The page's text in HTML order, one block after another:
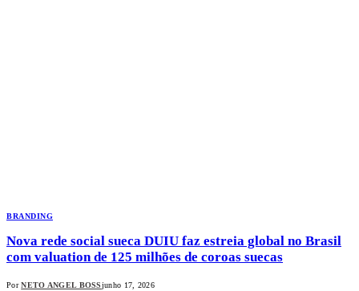
BRANDING
Nova rede social sueca DUIU faz estreia global no Brasil
com valuation de 125 milhões de coroas suecas
Por NETO ANGEL BOSSjunho 17, 2026